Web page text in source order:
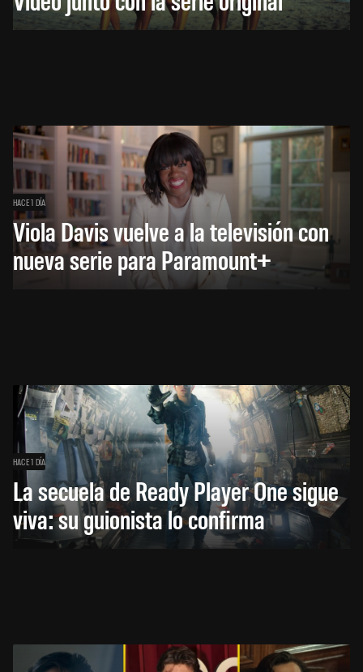
HACE 1 DÍA
Viola Davis vuelve a la televisión con
nueva serie para Paramount+
HACE 1 DÍA
La secuela de Ready Player One sigue
viva: su guionista lo confirma